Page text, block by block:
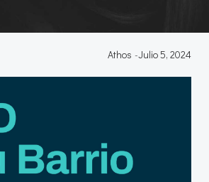
Athos -Julio 5, 2024